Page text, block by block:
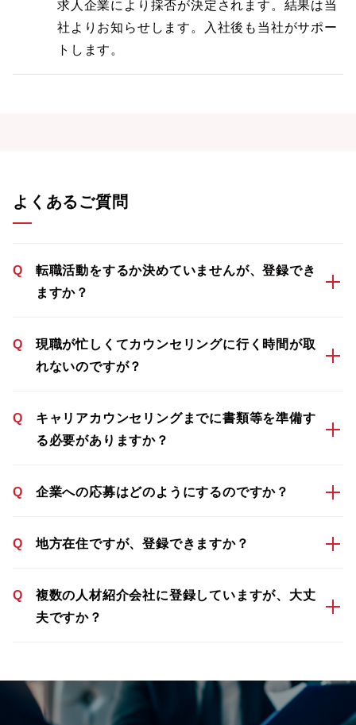
求人企業により採否が決定されます。結果は当
社よりお知らせします。入社後も当社がサポー
トします。
よくあるご質問
Q
転職活動をするか決めていませんが、登録でき
ますか？
Q
現職が忙しくてカウンセリングに行く時間が取
れないのですが？
Q
キャリアカウンセリングまでに書類等を準備す
る必要がありますか？
Q 企業への応募はどのようにするのですか？
Q 地方在住ですが、登録できますか？
Q
複数の人材紹介会社に登録していますが、大丈
夫ですか？